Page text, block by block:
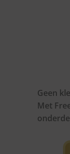
Geen
Met